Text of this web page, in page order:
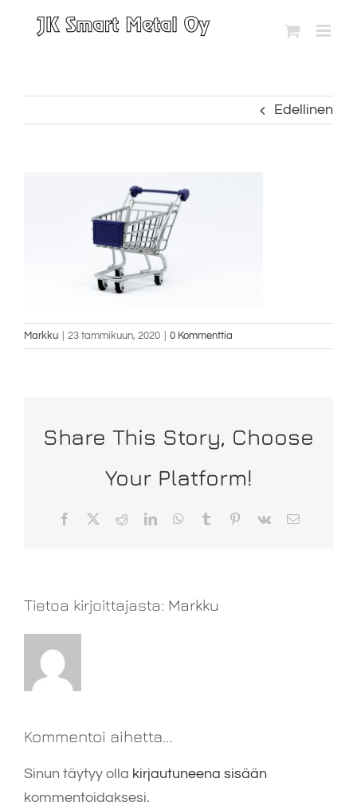
Edellinen
Markku 23 tammikuun, 2020 0 Kommenttia
Share This Story, Choose
Your Platform!
Facebook RedditLinkedInWhatsApp
Tumblr Pinterest
Vk Sähköposti
Tietoa kirjoittajasta: Markku
Kommentoi aihetta...
Sinun täytyy olla kirjautuneena sisään
kommentoidaksesi.